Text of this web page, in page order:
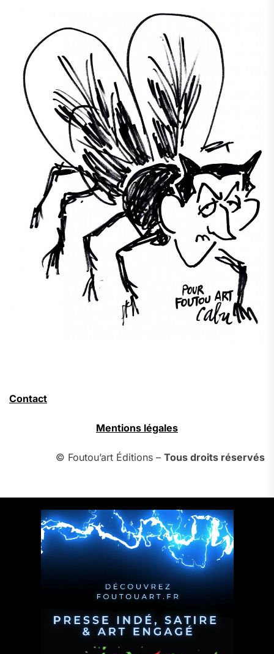
Contact
Mentions légales
© Foutou’art Éditions – Tous droits réservés